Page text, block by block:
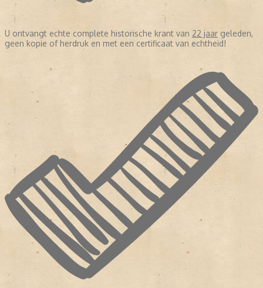
U ontvangt echte complete historische krant van 22 jaar geleden,
geen kopie of herdruk en met een certificaat van echtheid!